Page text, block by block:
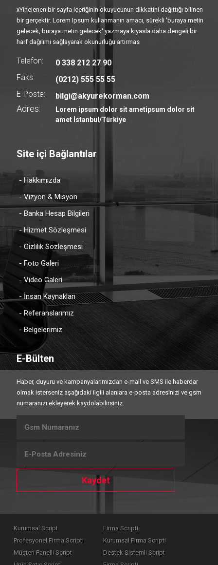
xYinelenen bir sayfa içeriğinin okuyucunun dikkatini dağıttığı bilinen
bir gerçektir. Lorem Ipsum kullanmanın amacı, sürekli 'buraya metin
gelecek, buraya metin gelecek' yazmaya kıyasla daha dengeli bir
harf dağılımı sağlayarak okunurluğu artırmas
Telefon:
0 338 212 27 90
Faks:
(0212) 555 55 55
E-Posta:
bilgi@akyurekorman.com
Adres:
Lorem ipsum dolor sit ametipsum dolor sit
amet İstanbul/Türkiye
Site içi Bağlantılar
- Hakkımızda
- Vizyon & Misyon
- Banka Hesap Bilgileri
- Hizmet Sözleşmesi
- Gizlilik Sözleşmesi
- Foto Galeri
- Video Galeri
- İnsan Kaynakları
- Referanslarımız
- Belgelerimiz
E-Bülten
Haber, duyuru ve kampanyalarımızdan e-mail ve SMS ile haberdar
olmak isterseniz aşağıdaki ilgili alanlara e-posta adresinizi ve gsm
numaranızı ekleyerek kaydolabilirsiniz.
Kaydet
Kurumsal Script
Firma Scripti
Profesyonel Firma Scripti
Kurumsal Firma Scripti
Müşteri Panelli Script
Destek Sistemli Script